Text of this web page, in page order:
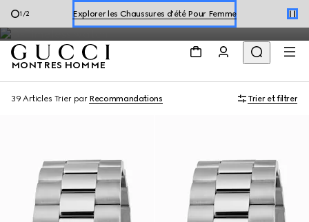
2 /2 Explore les Chaussures d'été Pour Homme
Explorer les Chaussures d'été Pour Femme
classiques et modernes, notamment dans les gammes G-Timeless,
Gucci 25H et Gucci Dive.
MONTRES HOMME
39 Articles Trier par Recommandations Trier et filtrer